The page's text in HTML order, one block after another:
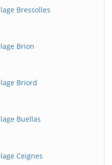
Bressolles
Brion
Briord
Buellas
Ceignes